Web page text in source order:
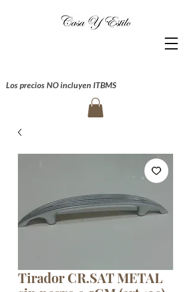
Los precios NO incluyen ITBMS
Tirador CR.SAT METAL